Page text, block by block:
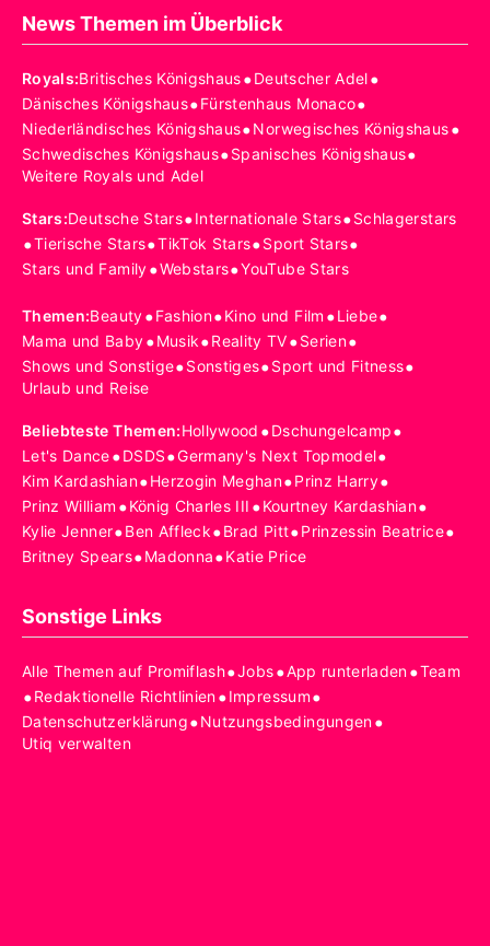
News Themen im Überblick
Royals:Britisches Königshaus•Deutscher Adel•
Dänisches Königshaus•Fürstenhaus Monaco•
Niederländisches Königshaus•Norwegisches Königshaus•
Schwedisches Königshaus•Spanisches Königshaus•
Weitere Royals und Adel
Stars:Deutsche Stars•Internationale Stars•Schlagerstars
•Tierische Stars•TikTok Stars•Sport Stars•
Stars und Family•Webstars•YouTube Stars
Themen:Beauty•Fashion•Kino und Film •Liebe•
Mama und Baby•Musik•Reality TV•Serien•
Shows und Sonstige•Sonstiges•Sport und Fitness•
Urlaub und Reise
Beliebteste Themen:Hollywood •Dschungelcamp•
Let's Dance•DSDS•Germany's Next Topmodel•
Kim Kardashian•Herzogin Meghan•Prinz Harry•
Prinz William •König Charles III •Kourtney Kardashian•
Kylie Jenner•Ben Affleck•Brad Pitt•Prinzessin Beatrice•
Britney Spears•Madonna•Katie Price
Sonstige Links
Alle Themen auf Promiflash•Jobs•App runterladen•Team
•Redaktionelle Richtlinien•Impressum•
Datenschutzerklärung•Nutzungsbedingungen•
Utiq verwalten